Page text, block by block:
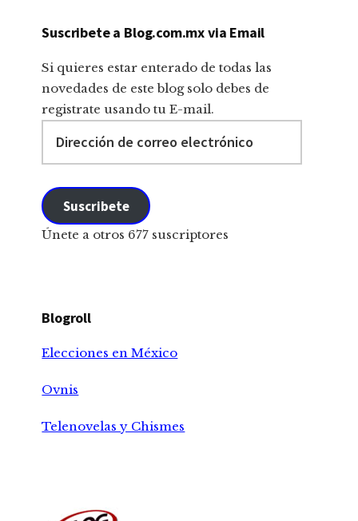
Suscribete a Blog.com.mx via Email
Si quieres estar enterado de todas las
novedades de este blog solo debes de
registrate usando tu E-mail.
electrónico
Suscribete
Únete a otros 677 suscriptores
Blogroll
Elecciones en México
Ovnis
Telenovelas y Chismes